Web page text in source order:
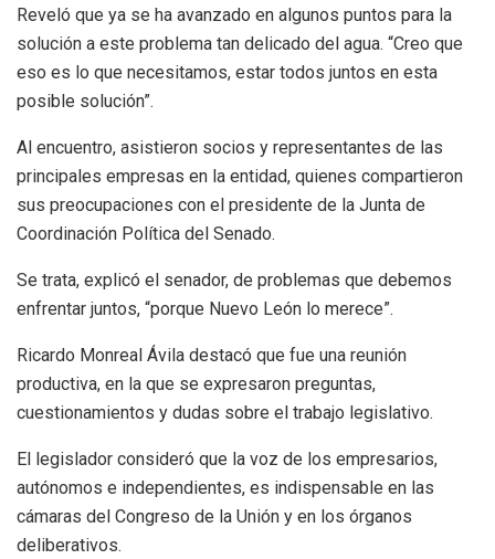
Reveló que ya se ha avanzado en algunos puntos para la
solución a este problema tan delicado del agua. “Creo que
eso es lo que necesitamos, estar todos juntos en esta
posible solución”.
Al encuentro, asistieron socios y representantes de las
principales empresas en la entidad, quienes compartieron
sus preocupaciones con el presidente de la Junta de
Coordinación Política del Senado.
Se trata, explicó el senador, de problemas que debemos
enfrentar juntos, “porque Nuevo León lo merece”.
Ricardo Monreal Ávila destacó que fue una reunión
productiva, en la que se expresaron preguntas,
cuestionamientos y dudas sobre el trabajo legislativo.
El legislador consideró que la voz de los empresarios,
autónomos e independientes, es indispensable en las
cámaras del Congreso de la Unión y en los órganos
deliberativos.